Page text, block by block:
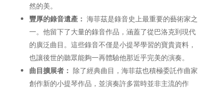
然的美。
豐厚的錄音遺產： 海菲茲是錄音史上最重要的藝術家之
一。他留下了大量的錄音作品，涵蓋了從巴洛克到現代
的廣泛曲目。這些錄音不僅是小提琴學習的寶貴資料，
也讓後世的聽眾能夠一再體驗他那近乎完美的演奏。
曲目擴展者： 除了經典曲目，海菲茲也積極委託作曲家
創作新的小提琴作品，並演奏許多當時並非主流的作